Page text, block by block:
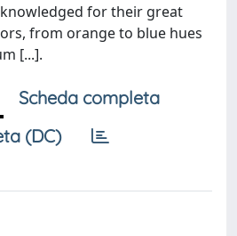
for their great
from orange to blue hues
[...].
Scheda completa
(DC)